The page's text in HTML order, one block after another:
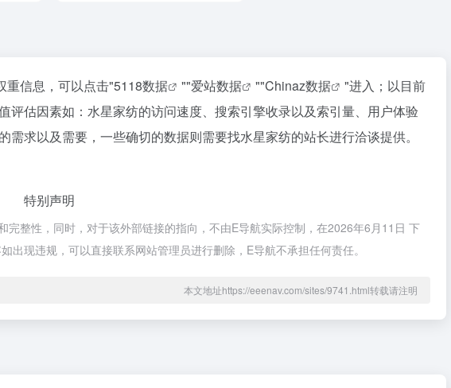
重信息，可以点击"5118数据 ""爱站数据 ""Chinaz数据
"进入；以目前
估因素如：水星家纺的访问速度、搜索引擎收录以及索引量、用户体验
求以及需要，一些确切的数据则需要找水星家纺的站长进行洽谈提供。
特别声明
整性，同时，对于该外部链接的指向，不由E导航实际控制，在2026年6月11日 下
现违规，可以直接联系网站管理员进行删除，E导航不承担任何责任。
本文地址https://eeenav.com/sites/9741.html转载请注明